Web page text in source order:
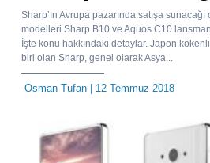
Sharp’ın Avrupa pazarında satışa
modelleri Sharp B10 ve Aquos C10
İşte konu hakkındaki detaylar. Japon
biri olan Sharp, genel olarak Asya...
Osman Tufan | 12 Temmuz 2018